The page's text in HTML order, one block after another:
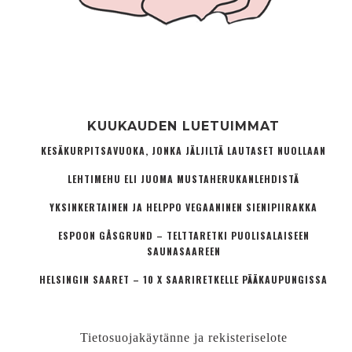
KUUKAUDEN LUETUIMMAT
KESÄKURPITSAVUOKA, JONKA JÄLJILTÄ LAUTASET NUOLLAAN
LEHTIMEHU ELI JUOMA MUSTAHERUKANLEHDISTÄ
YKSINKERTAINEN JA HELPPO VEGAANINEN SIENIPIIRAKKA
ESPOON GÅSGRUND – TELTTARETKI PUOLISALAISEEN
SAUNASAAREEN
HELSINGIN SAARET – 10 X SAARIRETKELLE PÄÄKAUPUNGISSA
Tietosuojakäytänne ja rekisteriselote